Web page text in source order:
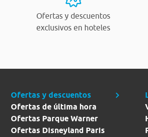
Ofertas y descuentos
exclusivos en hoteles
Ofertas y descuentos
Ofertas de última hora
Ofertas Parque Warner
Ofertas Disneyland Paris